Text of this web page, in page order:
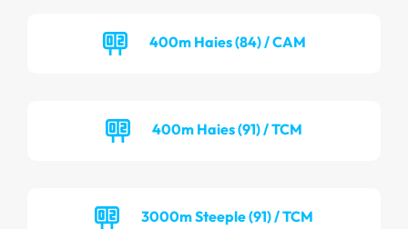
400m Haies (84) / CAM
400m Haies (91) / TCM
3000m Steeple (91) / TCM